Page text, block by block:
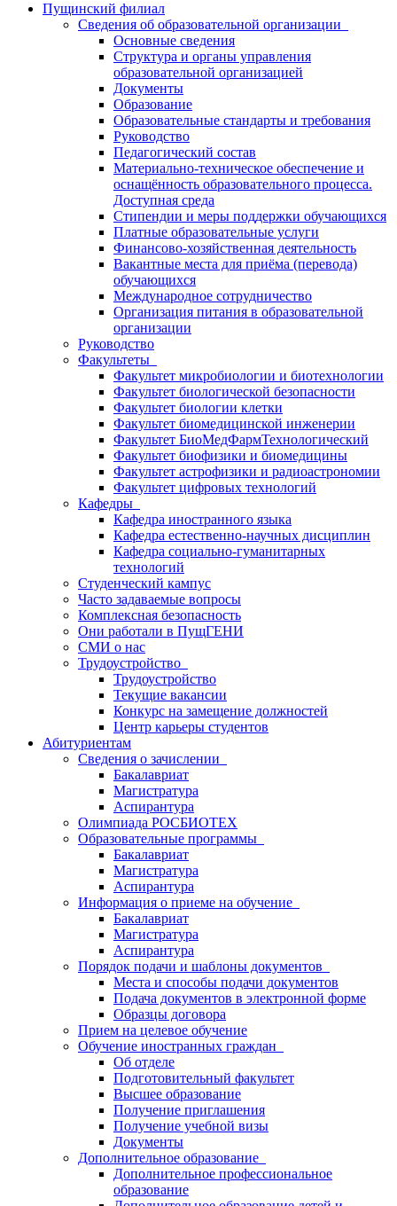
Пущинский филиал
Сведения об образовательной организации
Основные сведения
Структура и органы управления
образовательной организацией
Документы
Образование
Образовательные стандарты и требования
Руководство
Педагогический состав
Материально-техническое обеспечение и
оснащённость образовательного процесса.
Доступная среда
Стипендии и меры поддержки обучающихся
Платные образовательные услуги
Финансово-хозяйственная деятельность
Вакантные места для приёма (перевода)
обучающихся
Международное сотрудничество
Организация питания в образовательной
организации
Руководство
Факультеты
Факультет микробиологии и биотехнологии
Факультет биологической безопасности
Факультет биологии клетки
Факультет биомедицинской инженерии
Факультет БиоМедФармТехнологический
Факультет биофизики и биомедицины
Факультет астрофизики и радиоастрономии
Факультет цифровых технологий
Кафедры
Кафедра иностранного языка
Кафедра естественно-научных дисциплин
Кафедра социально-гуманитарных
технологий
Студенческий кампус
Часто задаваемые вопросы
Комплексная безопасность
Они работали в ПущГЕНИ
СМИ о нас
Трудоустройство
Трудоустройство
Текущие вакансии
Конкурс на замещение должностей
Центр карьеры студентов
Абитуриентам
Сведения о зачислении
Бакалавриат
Магистратура
Аспирантура
Олимпиада РОСБИОТЕХ
Образовательные программы
Бакалавриат
Магистратура
Аспирантура
Информация о приеме на обучение
Бакалавриат
Магистратура
Аспирантура
Порядок подачи и шаблоны документов
Места и способы подачи документов
Подача документов в электронной форме
Образцы договора
Прием на целевое обучение
Обучение иностранных граждан
Об отделе
Подготовительный факультет
Высшее образование
Получение приглашения
Получение учебной визы
Документы
Дополнительное образование
Дополнительное профессиональное
образование